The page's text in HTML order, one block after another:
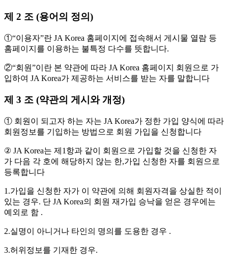
제 2 조 (용어의 정의)
①“이용자”란 JA Korea 홈페이지에 접속해서 게시물 열람 등
홈페이지를 이용하는 불특정 다수를 뜻합니다.
②“회원”이란 본 약관에 따라 JA Korea 홈페이지 회원으로 가
입하여 JA Korea가 제공하는 서비스를 받는 자를 말합니다
제 3 조 (약관의 게시와 개정)
① 회원이 되고자 하는 자는 JA Korea가 정한 가입 양식에 따라
회원정보를 기입하는 방법으로 회원 가입을 신청합니다
② JA Korea는 제1항과 같이 회원으로 가입할 것을 신청한 자
가 다음 각 호에 해당하지 않는 한,가입 신청한 자를 회원으로
등록합니다
1.가입을 신청한 자가 이 약관에 의해 회원자격을 상실한 적이
있는 경우. 단 JA Korea의 회원 재가입 승낙을 얻은 경우에는
예외로 함 .
2.실명이 아니거나 타인의 명의를 도용한 경우 .
3.허위정보를 기재한 경우.